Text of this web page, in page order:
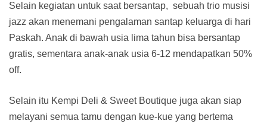
Selain kegiatan untuk saat bersantap, sebuah trio musisi
jazz akan menemani pengalaman santap keluarga di hari
Paskah. Anak di bawah usia lima tahun bisa bersantap
gratis, sementara anak-anak usia 6-12 mendapatkan 50%
off.
Selain itu Kempi Deli & Sweet Boutique juga akan siap
melayani semua tamu dengan kue-kue yang bertema